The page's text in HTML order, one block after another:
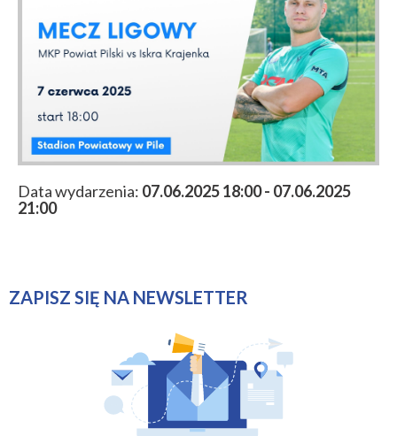
Data wydarzenia: 07.06.2025 18:00 - 07.06.2025
21:00
ZAPISZ SIĘ NA NEWSLETTER